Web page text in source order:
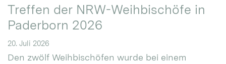
Treffen der NRW-Weihbischöfe in
Paderborn 2026
20. Juli 2026
Den zwölf Weihbischöfen wurde bei einem